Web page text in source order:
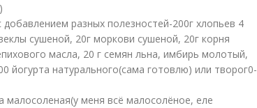
разных полезностей-200г хлопьев 4
сушеной, 20г моркови сушеной, 20г корня
масла, 20 г семян льна, имбирь молотый,
йогурта натурального(сама готовлю) или творог0-
малосоленая(у меня всё малосолёное, еле